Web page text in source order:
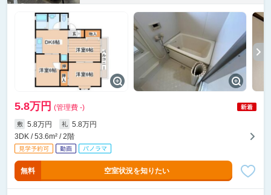
5.8万円 (管理費 -)
敷 5.8万円 礼
5.8万円
3DK / 53.6m² / 2階
無料 空室状況を知りたい